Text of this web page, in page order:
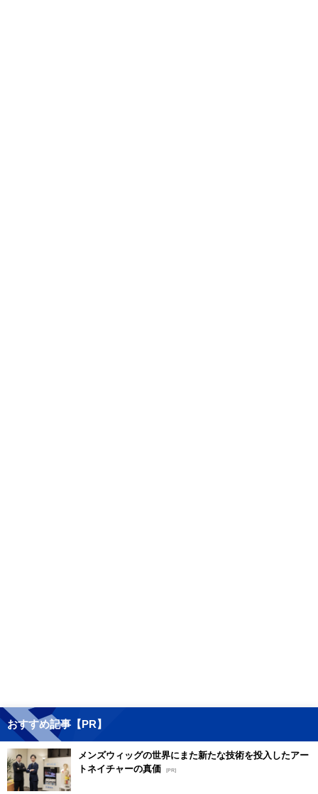
おすすめ記事【PR】
メンズウィッグの世界にまた新たな技術を投入したアー
トネイチャーの真価 [PR]